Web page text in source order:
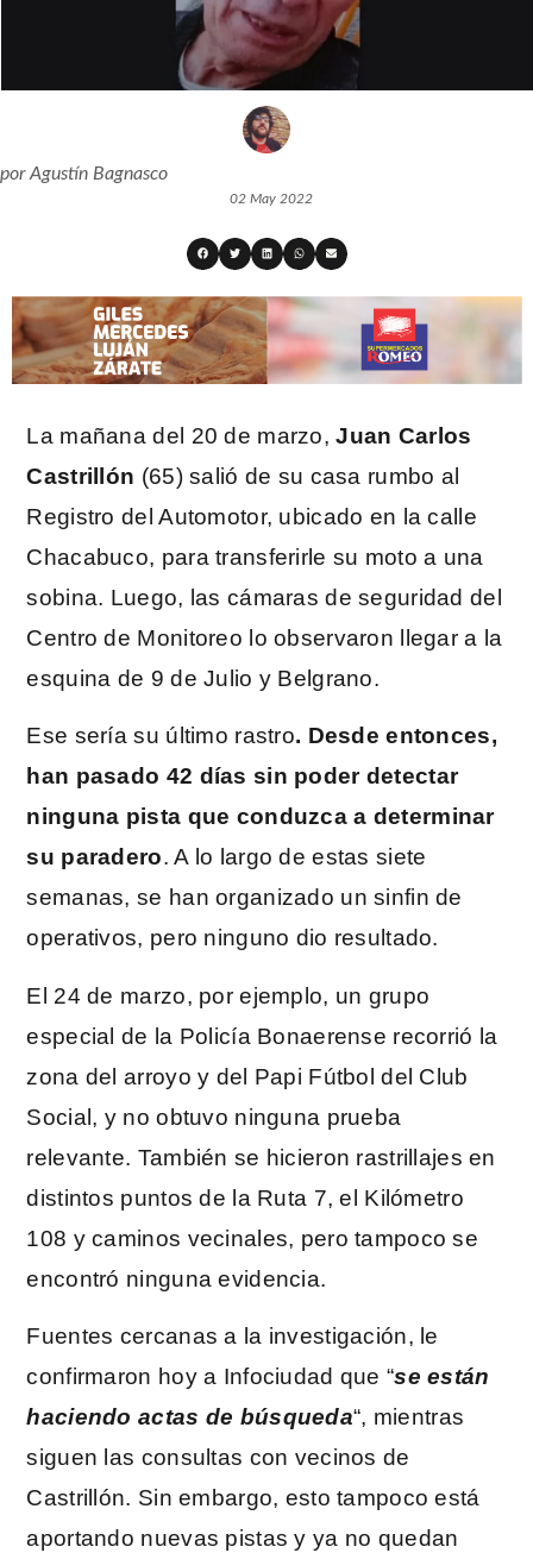
porAgustín Bagnasco
02 May 2022
La mañana del 20 de marzo,Juan Carlos
Castrillón (65) salió de su casa rumbo al
Registro del Automotor, ubicado en la calle
Chacabuco, para transferirle su moto a una
sobina. Luego, las cámaras de seguridad del
Centro de Monitoreo lo observaron llegar a la
esquina de 9 de Julio y Belgrano.
Ese sería su último rastro. Desde entonces,
han pasado 42 días sin poder detectar
ninguna pista que conduzca a determinar
su paradero. A lo largo de estas siete
semanas, se han organizado un sinfin de
operativos, pero ninguno dio resultado.
El 24 de marzo, por ejemplo, un grupo
especial de la Policía Bonaerense recorrió la
zona del arroyo y del Papi Fútbol del Club
Social, y no obtuvo ninguna prueba
relevante. También se hicieron rastrillajes en
distintos puntos de la Ruta 7, el Kilómetro
108 y caminos vecinales, pero tampoco se
encontró ninguna evidencia.
Fuentes cercanas a la investigación, le
confirmaron hoy a Infociudad que “se están
haciendo actas de búsqueda“, mientras
siguen las consultas con vecinos de
Castrillón. Sin embargo, esto tampoco está
aportando nuevas pistas y ya no quedan